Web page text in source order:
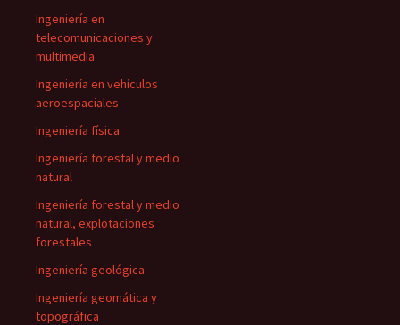
Ingeniería en
telecomunicaciones y
multimedia
Ingeniería en vehículos
aeroespaciales
Ingeniería física
Ingeniería forestal y medio
natural
Ingeniería forestal y medio
natural, explotaciones
forestales
Ingeniería geológica
Ingeniería geomática y
topográfica